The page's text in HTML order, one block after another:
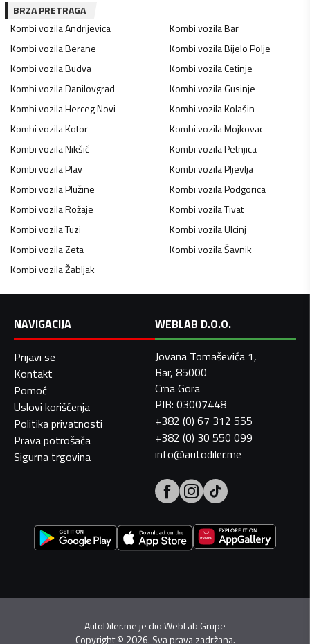
BRZA PRETRAGA
Kombi vozilaAndrijevica Kombi vozilaBar
Kombi vozilaBerane Kombi vozilaBijelo Polje
Kombi vozilaBudva Kombi vozilaCetinje
Kombi vozilaDanilovgrad Kombi vozilaGusinje
Kombi vozilaHerceg Novi Kombi vozilaKolašin
Kombi vozilaKotor Kombi vozilaMojkovac
Kombi vozilaNikšić Kombi vozilaPetnjica
Kombi vozilaPlav Kombi vozilaPljevlja
Kombi vozilaPlužine Kombi vozilaPodgorica
Kombi vozilaRožaje Kombi vozilaTivat
Kombi vozilaTuzi Kombi vozilaUlcinj
Kombi vozilaZeta Kombi vozilaŠavnik
Kombi vozilaŽabljak
NAVIGACIJA
Prijavi se
Kontakt
Pomoć
Uslovi korišćenja
Politika privatnosti
Prava potrošača
Sigurna trgovina
WEBLAB D.O.O.
Jovana Tomaševića 1,
Bar, 85000
Crna Gora
PIB: 03007448
+382 (0) 67 312 555
+382 (0) 30 550 099
info@autodiler.me
AutoDiler.me je dioWebLab Grupe
Copyright© 2026. Sva prava zadržana.